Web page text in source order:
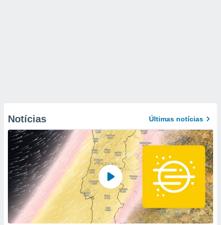
Notícias Últimas notícias